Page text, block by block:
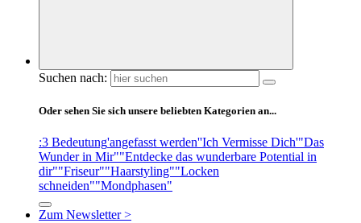
Suchen nach:
Oder sehen Sie sich unsere beliebten Kategorien an...
:3 Bedeutung'angefasst werden''Ich Vermisse Dich'"Das
Wunder in Mir""Entdecke das wunderbare Potential in
dir""Friseur""Haarstyling""Locken
schneiden""Mondphasen"
Zum Newsletter >